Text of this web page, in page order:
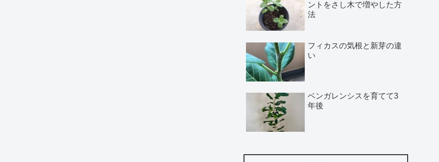
ントをさし木で増やした方
法
フィカスの気根と新芽の違
い
ベンガレンシスを育てて3
年後